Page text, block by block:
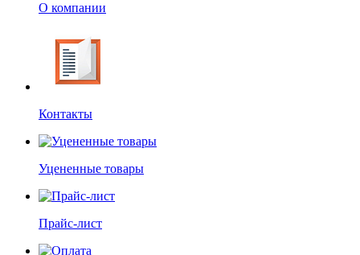
О компании
Контакты
Уцененные товары
Прайс-лист